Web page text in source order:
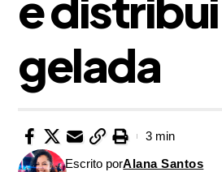
gelada
Escrito porAlana Santos
3 min